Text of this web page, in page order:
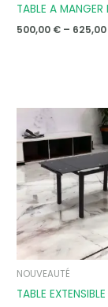
TABLE A MANGER
500,00 € – 625,00
NOUVEAUTÉ
TABLE